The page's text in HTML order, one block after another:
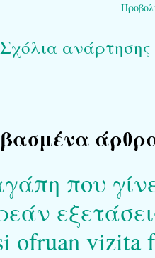
Σχόλια
που
ofruan vizita